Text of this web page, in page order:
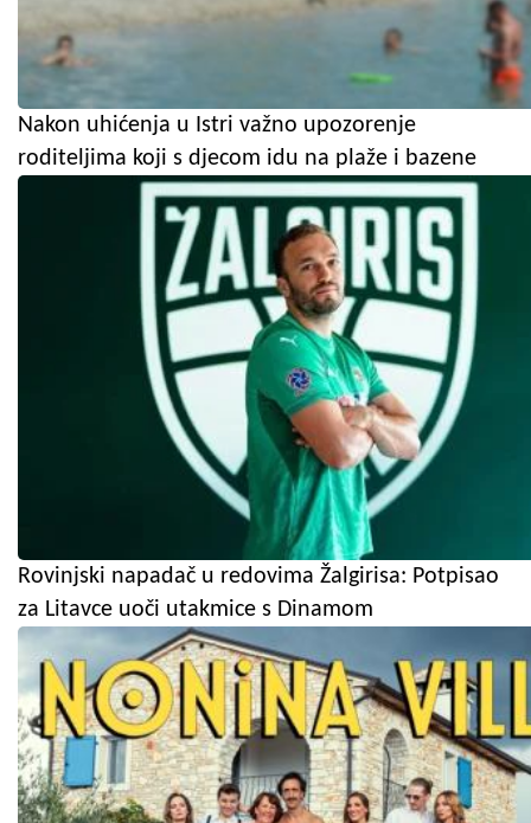
Nakon uhićenja u Istri važno upozorenje
roditeljima koji s djecom idu na plaže i bazene
Rovinjski napadač u redovima Žalgirisa: Potpisao
za Litavce uoči utakmice s Dinamom